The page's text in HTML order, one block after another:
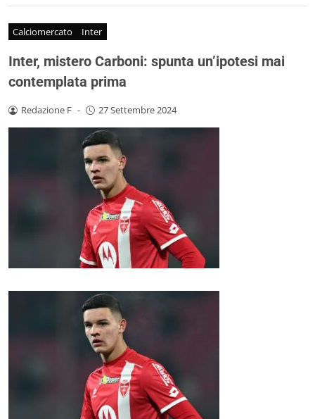
Calciomercato Inter
Inter, mistero Carboni: spunta un’ipotesi mai
contemplata prima
Redazione F - 27 Settembre 2024